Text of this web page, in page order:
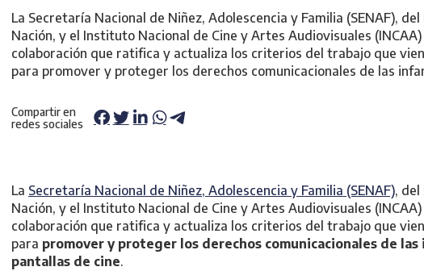
La Secretaría Nacional de Niñez, Adolescencia y Familia (SENAF),
Nación, y el Instituto Nacional de Cine y Artes Audiovisuales
colaboración que ratifica y actualiza los criterios del trabajo que
para promover y proteger los derechos comunicacionales de las
Compartir en
redes sociales
La Secretaría Nacional de Niñez, Adolescencia y Familia (SENAF), del
Nación, y el Instituto Nacional de Cine y Artes Audiovisuales
colaboración que ratifica y actualiza los criterios del trabajo que
para promover y proteger los derechos comunicacionales de las
pantallas de cine.